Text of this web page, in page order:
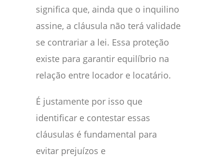
significa que, ainda que o inquilino
assine, a cláusula não terá validade
se contrariar a lei. Essa proteção
existe para garantir equilíbrio na
relação entre locador e locatário.
É justamente por isso que
identificar e contestar essas
cláusulas é fundamental para
evitar prejuízos e